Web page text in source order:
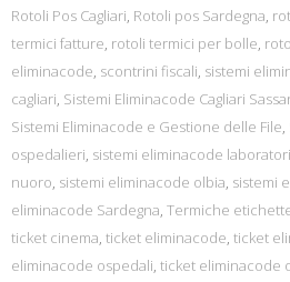
Rotoli Pos Cagliari, Rotoli pos Sardegna,
termici fatture, rotoli termici per bolle,
eliminacode, scontrini fiscali, sistemi
cagliari, Sistemi Eliminacode Cagliari
Sistemi Eliminacode e Gestione delle File,
ospedalieri, sistemi eliminacode
nuoro, sistemi eliminacode olbia, sistemi
eliminacode Sardegna, Termiche
ticket cinema, ticket eliminacode, ticket
eliminacode ospedali, ticket eliminacode